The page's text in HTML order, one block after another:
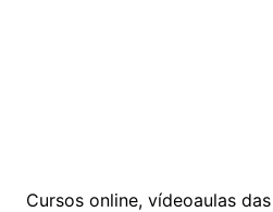
Cursos online, vídeoaulas